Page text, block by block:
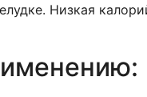
Низкая